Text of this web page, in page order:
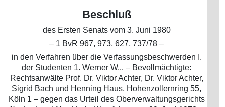
Beschluß
des Ersten Senats vom 3. Juni 1980
– 1 BvR 967, 973, 627, 737/78 –
in den Verfahren über die Verfassungsbeschwerden I.
der Studenten 1. Werner W... – Bevollmächtigte:
Rechtsanwälte Prof. Dr. Viktor Achter, Dr. Viktor Achter,
Sigrid Bach und Henning Haus, Hohenzollernring 55,
Köln 1 – gegen das Urteil des Oberverwaltungsgerichts